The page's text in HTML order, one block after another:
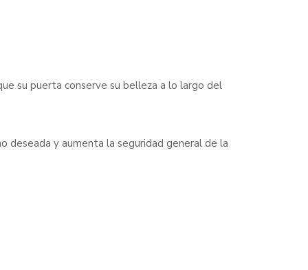
su puerta conserve su belleza a lo largo del
deseada y aumenta la seguridad general de la